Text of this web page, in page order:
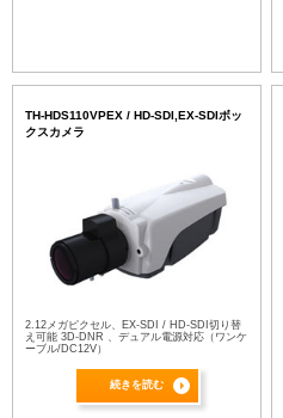
TH-HDS110VPEX / HD-SDI,EX-SDIボッ
クスカメラ
2.12メガピクセル、EX-SDI / HD-SDI切り替
え可能 3D-DNR 、デュアル電源対応（ワンケ
ーブル/DC12V）
続きを読む